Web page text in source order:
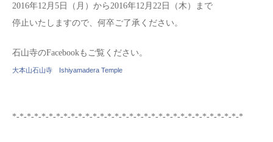
2016年12月5日（月）から2016年12月22日（木）まで
停止いたしますので、何卒ご了承ください。
石山寺のFacebookもご覧ください。
大本山石山寺 Ishiyamadera Temple
*-*-*-*-*-*-*-*-*-*-*-*-*-*-*-*-*-*-*-*-*-*-*-*-*-*-*-*-*-*-*-*